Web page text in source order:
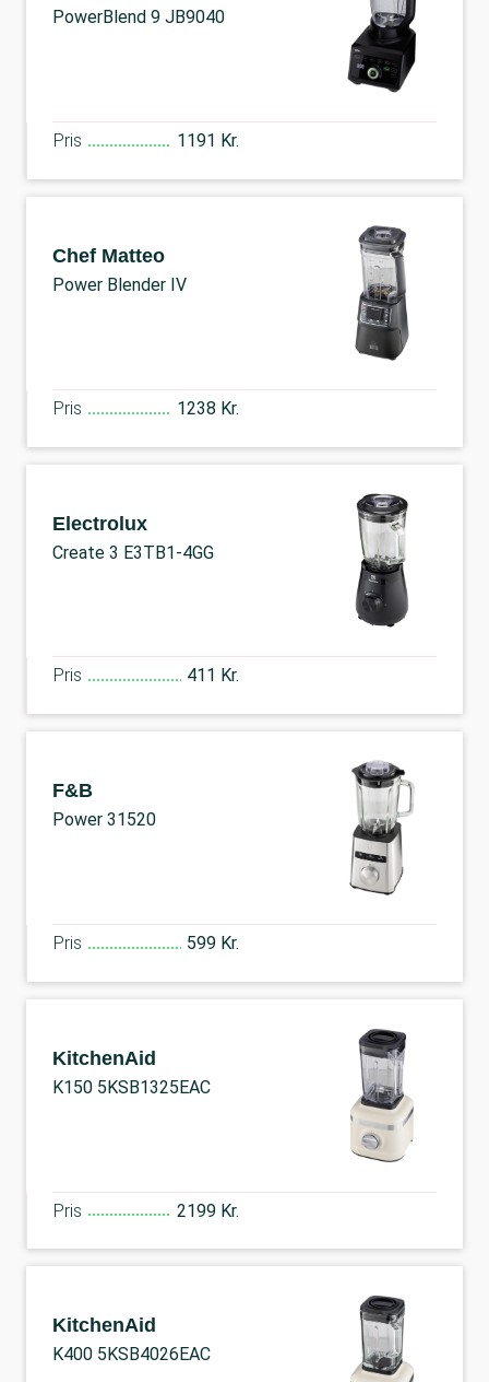
PowerBlend 9 JB9040
Pris 1191 Kr.
Chef Matteo
Power Blender IV
Pris 1238 Kr.
Electrolux
Create 3 E3TB1-4GG
Pris 411 Kr.
F&B
Power 31520
Pris 599 Kr.
KitchenAid
K150 5KSB1325EAC
Pris 2199 Kr.
KitchenAid
K400 5KSB4026EAC